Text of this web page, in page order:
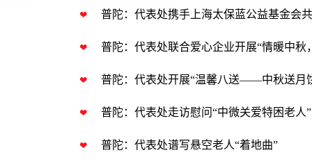
普陀：代表处携手上海太保蓝公益基金会
普陀：代表处联合爱心企业开展“情暖中秋
普陀：代表处开展“温馨八送——中秋送月
普陀：代表处走访慰问“中微关爱特困老人
普陀：代表处谱写悬空老人“着地曲”